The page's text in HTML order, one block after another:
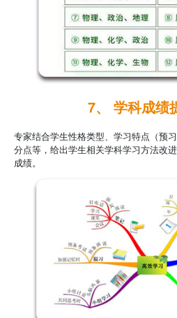
7、 学科成绩
专家结合学生性格类型、学习特点（预
分点等，给出学生相关学科学习方法改
成绩。